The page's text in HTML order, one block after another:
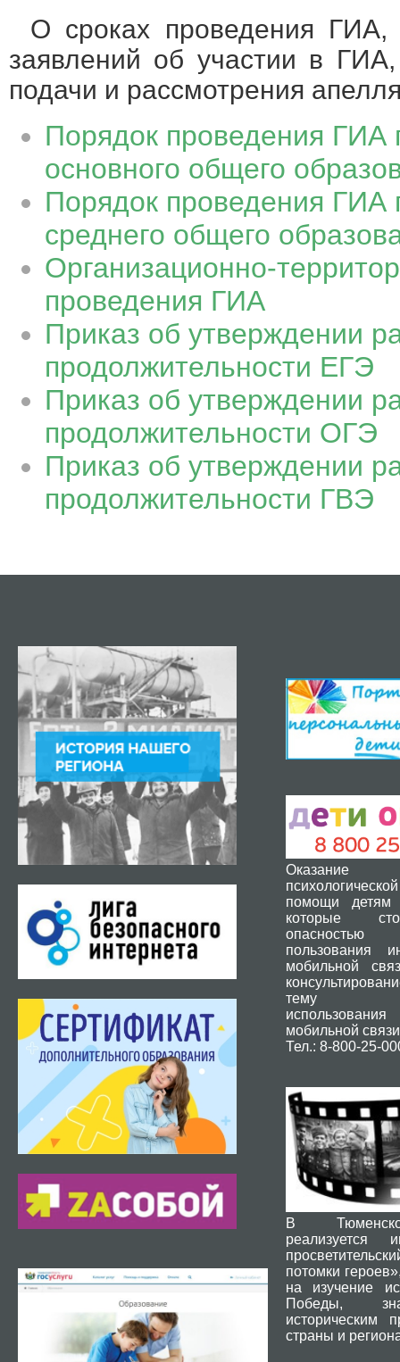
О сроках проведения ГИА,
заявлений об участии в
подачи и рассмотрения
Порядок проведения ГИА
основного общего
Порядок проведения ГИА
среднего общего
Организационно-
проведения ГИА
Приказ об утверждении
продолжительности ЕГЭ
Приказ об утверждении
продолжительности ОГЭ
Приказ об утверждении
продолжительности ГВЭ
Оказание
помощи детям
которые
пользования
мобильной
тему
мобильной
Тел.: 8-800-25-
В
реализуется
потомки
на изучение
Победы,
историческим
страны и